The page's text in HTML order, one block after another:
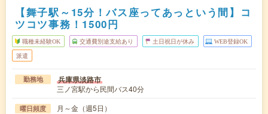
【舞子駅～15分！バス座ってあっという間】コ
ツコツ事務！1500円
職種未経験OK 交通費別途支給あり 土日祝日が休み WEB登録OK
派遣
勤務地 兵庫県淡路市
三ノ宮駅から民間バス40分
曜日頻度 月～金（週5日）